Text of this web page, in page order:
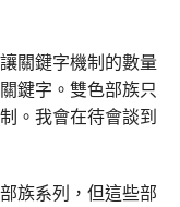
關鍵字機制的數量
鍵字。雙色部族只
。我會在待會談到
族系列，但這些部